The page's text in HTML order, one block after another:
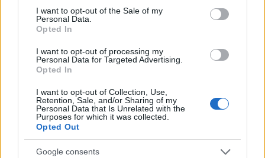
consent section.
I want to opt-out of the Sale of my
Personal Data.
Opted In
I want to opt-out of processing my
Personal Data for Targeted Advertising.
Opted In
I want to opt-out of Collection, Use,
Retention, Sale, and/or Sharing of my
Personal Data that Is Unrelated with the
Purposes for which it was collected.
Opted Out
Google consents
redattore. Cura contenuti amichevoli e porta in
redazione appunti fotografici di vaporetto e